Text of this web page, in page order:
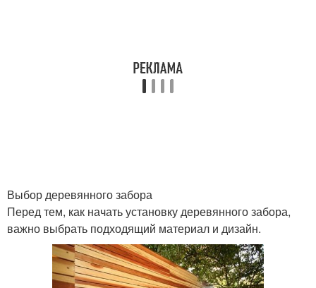
Выбор деревянного забора
Перед тем, как начать установку деревянного забора,
важно выбрать подходящий материал и дизайн.